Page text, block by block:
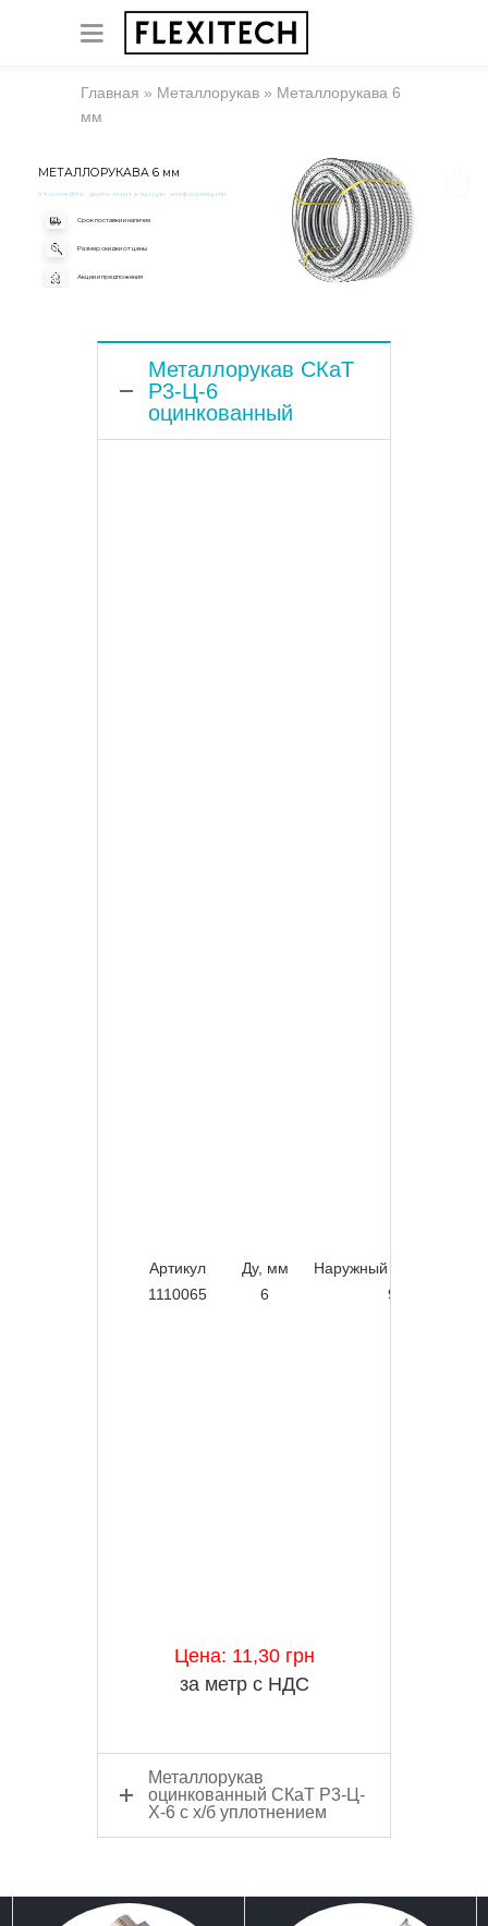
Главная » Металлорукав » Металлорукава 6
мм
МЕТАЛЛОРУКАВА 6 мм
Уточняйте дополнительную информацию
Срок поставки и наличие
Размер скидки от цены
Акции и предложения
Металлорукав СКаТ
Р3-Ц-6
оцинкованный
Артикул Ду, мм
Наружный диаметр, мм
1110065
6 9,8
Цена: 11,30 грн
за метр с НДС
Металлорукав
оцинкованный СКаТ Р3-Ц-
Х-6 c х/б уплотнением